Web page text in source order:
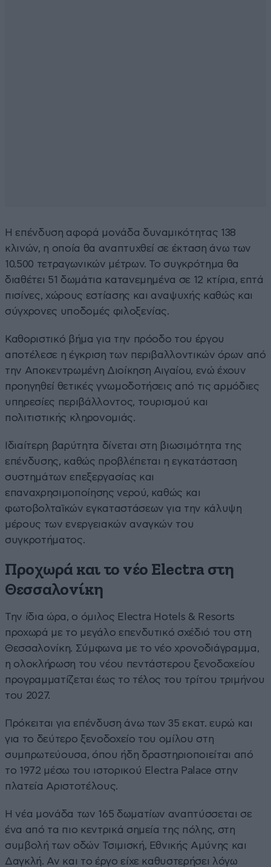
Η επένδυση αφορά μονάδα δυναμικότητας 138
κλινών, η οποία θα αναπτυχθεί σε έκταση άνω των
10.500 τετραγωνικών μέτρων. Το συγκρότημα θα
διαθέτει 51 δωμάτια κατανεμημένα σε 12 κτίρια, επτά
πισίνες, χώρους εστίασης και αναψυχής καθώς και
σύγχρονες υποδομές φιλοξενίας.
Καθοριστικό βήμα για την πρόοδο του έργου
αποτέλεσε η έγκριση των περιβαλλοντικών όρων από
την Αποκεντρωμένη Διοίκηση Αιγαίου, ενώ έχουν
προηγηθεί θετικές γνωμοδοτήσεις από τις αρμόδιες
υπηρεσίες περιβάλλοντος, τουρισμού και
πολιτιστικής κληρονομιάς.
Ιδιαίτερη βαρύτητα δίνεται στη βιωσιμότητα της
επένδυσης, καθώς προβλέπεται η εγκατάσταση
συστημάτων επεξεργασίας και
επαναχρησιμοποίησης νερού, καθώς και
φωτοβολταϊκών εγκαταστάσεων για την κάλυψη
μέρους των ενεργειακών αναγκών του
συγκροτήματος.
Προχωρά και το νέο Electra στη
Θεσσαλονίκη
Την ίδια ώρα, ο όμιλος Electra Hotels & Resorts
προχωρά με το μεγάλο επενδυτικό σχέδιό του στη
Θεσσαλονίκη. Σύμφωνα με το νέο χρονοδιάγραμμα,
η ολοκλήρωση του νέου πεντάστερου ξενοδοχείου
προγραμματίζεται έως το τέλος του τρίτου τριμήνου
του 2027.
Πρόκειται για επένδυση άνω των 35 εκατ. ευρώ και
για το δεύτερο ξενοδοχείο του ομίλου στη
συμπρωτεύουσα, όπου ήδη δραστηριοποιείται από
το 1972 μέσω του ιστορικού Electra Palace στην
πλατεία Αριστοτέλους.
Η νέα μονάδα των 165 δωματίων αναπτύσσεται σε
ένα από τα πιο κεντρικά σημεία της πόλης, στη
συμβολή των οδών Τσιμισκή, Εθνικής Αμύνης και
Δαγκλή. Αν και το έργο είχε καθυστερήσει λόγω